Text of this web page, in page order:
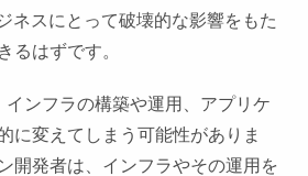
ネスにとって破壊的な影響をもた
るはずです。
ンフラの構築や運用、アプリケ
に変えてしまう可能性がありま
開発者は、インフラやその運用を